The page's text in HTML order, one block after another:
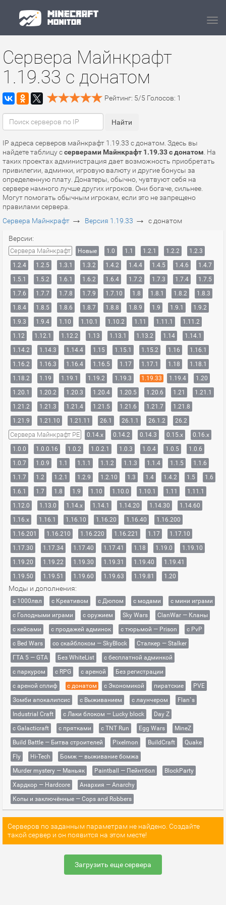
Сервера Майнкрафт
1.19.33 с донатом
Рейтинг: 5/5 Голосов: 1
IP адреса серверов майнкрафт 1.19.33 с донатом. Здесь вы
найдете таблицу ссерверами Майнкрафт 1.19.33 с донатом . На
таких проектах администрация дает возможность приобретать
привилегии, админки, игровую валюту и другие бонусы за
определенную плату. Донатеры, обычно, чувтвуют себя на
сервере намного лучше других игроков. Они богаче, сильнее.
Могут помогать обычным игрокам, если это не запрещено
правилами сервера.
Сервера Майнкрафт → Версия 1.19.33 → с донатом
Версии:
Сервера Майнкрафт Новые 1.0 1.1 1.2.1 1.2.2
1.2.3
1.2.4
1.2.5 1.3.1 1.3.2 1.4.2 1.4.4 1.4.5 1.4.6
1.4.7
1.5.1
1.5.2 1.6.1 1.6.2 1.6.4 1.7.2 1.7.3 1.7.4
1.7.5
1.7.6
1.7.7 1.7.8 1.7.9 1.7.10 1.8 1.8.1 1.8.2
1.8.3
1.8.4
1.8.5 1.8.6 1.8.7 1.8.8 1.8.9 1.9 1.9.1
1.9.2
1.9.3
1.9.4 1.10 1.10.1 1.10.2 1.11 1.11.1
1.11.2
1.12
1.12.1 1.12.2 1.13 1.13.1 1.13.2 1.14
1.14.1
1.14.2
1.14.3 1.14.4 1.15 1.15.1 1.15.2 1.16
1.16.1
1.16.2
1.16.3 1.16.4 1.16.5 1.17 1.17.1 1.18
1.18.1
1.18.2
1.19 1.19.1 1.19.2 1.19.3 1.19.33 1.19.4
1.20
1.20.1
1.20.2 1.20.3 1.20.4 1.20.5 1.20.6 1.21
1.21.1
1.21.2
1.21.3 1.21.4 1.21.5 1.21.6 1.21.7
1.21.8
1.21.9
1.21.10 1.21.11 26.1 26.1.1 26.1.2 26.2
Сервера Майнкрафт PE 0.14.x 0.14.2 0.14.3 0.15.x
0.16.x
1.0.0
1.0.0.16 1.0.2 1.0.2.1 1.0.3 1.0.4 1.0.5
1.0.6
1.0.7
1.0.9 1.1 1.1.1 1.1.2 1.1.3 1.1.4 1.1.5
1.1.6
1.1.7
1.2 1.2.1 1.2.9 1.2.10 1.3 1.4 1.4.2 1.5
1.6
1.6.1
1.7 1.8 1.9 1.10 1.10.0 1.10.1 1.11
1.11.1
1.12.0
1.13.0 1.14.x 1.14.1 1.14.20 1.14.30
1.14.60
1.16.x
1.16.1 1.16.10 1.16.20 1.16.40
1.16.200
1.16.201
1.16.210 1.16.220 1.16.221 1.17
1.17.10
1.17.30
1.17.34 1.17.40 1.17.41 1.18 1.19.0
1.19.10
1.19.20
1.19.22 1.19.30 1.19.31 1.19.40
1.19.41
1.19.50
1.19.51 1.19.60 1.19.63 1.19.81 1.20
Моды и дополнения:
с 1000лвл c Креативом с Дюпом с модами
с мини играми
с Голодными играми
с оружием Sky Wars
ClanWar — Кланы
с кейсами
с продажей админок с тюрьмой — Prison
с PvP
с Bed Wars
со скайблоком — SkyBlock
Сталкер — Stalker
ГТА 5 — GTA
Без WhiteList
с бесплатной админкой
с паркуром
с RPG с ареной
Без регистрации
с ареной сплиф
с донатом с Экономикой пиратские
PVE
Зомби апокалипсис
с Выживанием с лаунчером
Flan`s
Industrial Craft
с Лаки блоком — Lucky block
Day Z
с Galacticraft
с прятками с TNT Run Egg Wars
MineZ
Build Battle — Битва строителей
Pixelmon BuildCraft
Quake
Fly
Hi-Tech
Бомж — выживание бомжа
Murder mystery — Маньяк
Paintball — Пейнтбол
BlockParty
Хардкор — Hardcore
Анархия — Anarchy
Копы и заключённые — Cops and Robbers
Серверов по заданным параметрам не найдено. Создайте
такой сервер и он появится на этом месте!
Загрузить еще сервера